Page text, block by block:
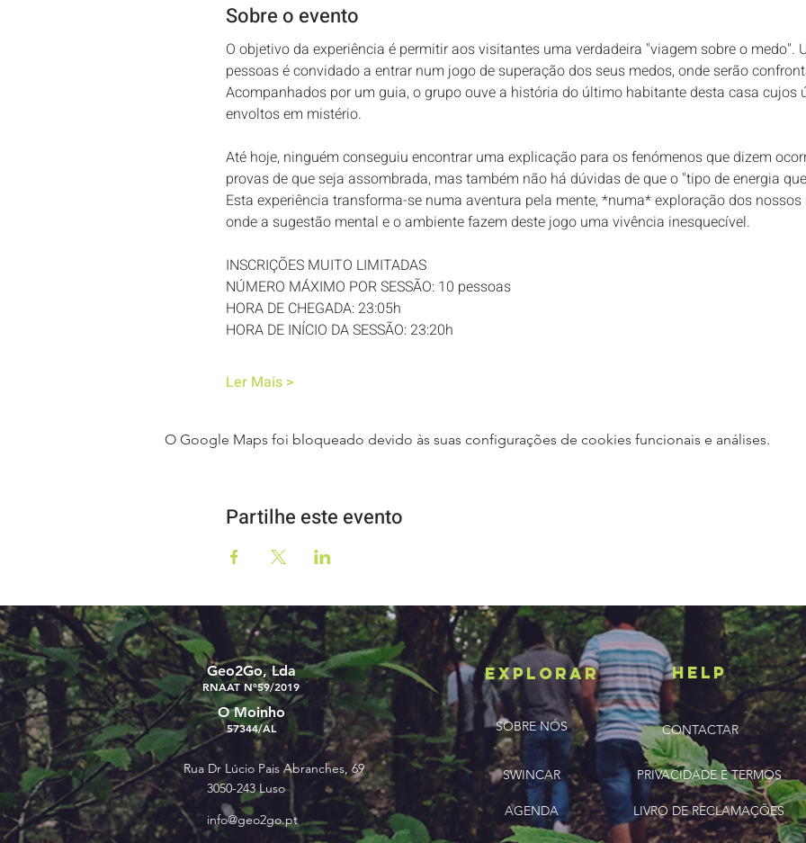
Sobre o evento
O objetivo da experiência é permitir aos visitantes uma verdadeira "viagem sobre o medo".
pessoas é convidado a entrar num jogo de superação dos seus medos, onde serão
Acompanhados por um guia, o grupo ouve a história do último habitante desta casa cujos
envoltos em mistério.
Até hoje, ninguém conseguiu encontrar uma explicação para os fenómenos que dizem
provas de que seja assombrada, mas também não há dúvidas de que o "tipo de energia
Esta experiência transforma-se numa aventura pela mente, *numa* exploração dos
onde a sugestão mental e o ambiente fazem deste jogo uma vivência inesquecível.
INSCRIÇÕES MUITO LIMITADAS
NÚMERO MÁXIMO POR SESSÃO: 10 pessoas
HORA DE CHEGADA: 23:05h
HORA DE INÍCIO DA SESSÃO: 23:20h
Ler Mais >
O Google Maps foi bloqueado devido às suas configurações de cookies funcionais e análises.
Partilhe este evento
Geo2Go, Lda
RNAAT Nº59/2019
O Moinho
57344/AL
Rua Dr Lúcio Pais Abranches, 69
3050-243 Luso
info@geo2go.pt
ExplorAR HELP
SOBRE NÓS
SWINCAR
AGENDA
CONTACTAR
PRIVACIDADE E TERMOS
LIVRO DE RECLAMAÇÕES